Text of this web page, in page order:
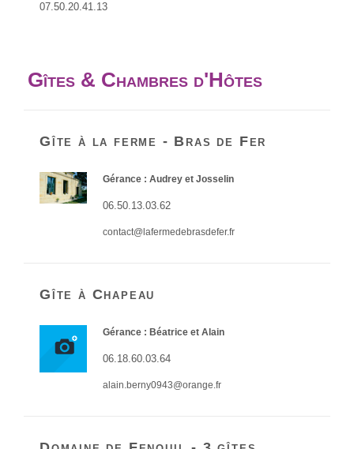
07.50.20.41.13
Gîtes & Chambres d'Hôtes
Gîte à la ferme - Bras de Fer
Gérance : Audrey et Josselin
06.50.13.03.62
contact@lafermedebrasdefer.fr
Gîte à Chapeau
Gérance : Béatrice et Alain
06.18.60.03.64
alain.berny0943@orange.fr